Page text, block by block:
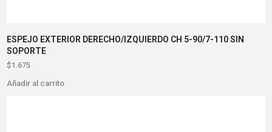
ESPEJO EXTERIOR DERECHO/IZQUIERDO CH 5-90/7-110 SIN
SOPORTE
$1.675
Añadir al carrito